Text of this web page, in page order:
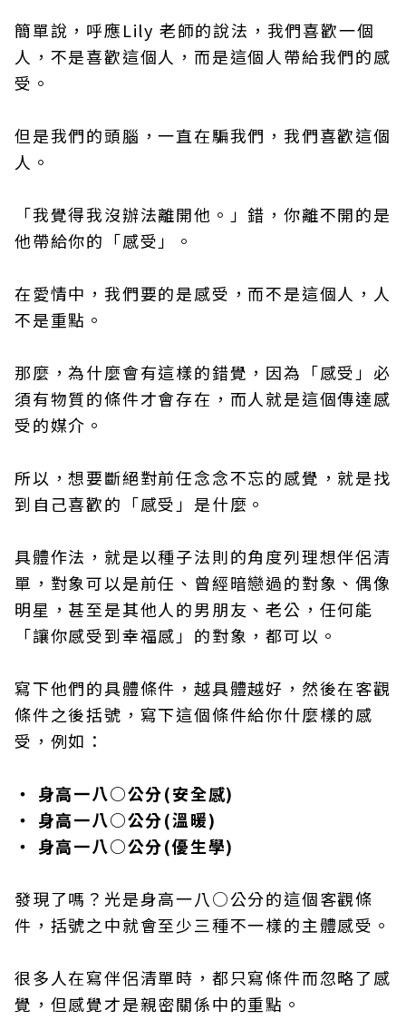
簡單說，呼應Lily 老師的說法，我們喜歡一個
人，不是喜歡這個人，而是這個人帶給我們的感
受。
但是我們的頭腦，一直在騙我們，我們喜歡這個
人。
「我覺得我沒辦法離開他。」錯，你離不開的是
他帶給你的「感受」。
在愛情中，我們要的是感受，而不是這個人，人
不是重點。
那麼，為什麼會有這樣的錯覺，因為「感受」必
須有物質的條件才會存在，而人就是這個傳達感
受的媒介。
所以，想要斷絕對前任念念不忘的感覺，就是找
到自己喜歡的「感受」是什麼。
具體作法，就是以種子法則的角度列理想伴侶清
單，對象可以是前任、曾經暗戀過的對象、偶像
明星，甚至是其他人的男朋友、老公，任何能
「讓你感受到幸福感」的對象，都可以。
寫下他們的具體條件，越具體越好，然後在客觀
條件之後括號，寫下這個條件給你什麼樣的感
受，例如：
‧ 身高一八○公分(安全感)
‧ 身高一八○公分(溫暖)
‧ 身高一八○公分(優生學)
發現了嗎？光是身高一八○公分的這個客觀條
件，括號之中就會至少三種不一樣的主體感受。
很多人在寫伴侶清單時，都只寫條件而忽略了感
覺，但感覺才是親密關係中的重點。